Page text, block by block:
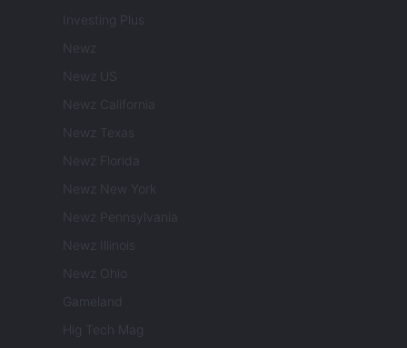
Investing Plus
Newz
Newz US
Newz California
Newz Texas
Newz Florida
Newz New York
Newz Pennsylvania
Newz Illinois
Newz Ohio
Gameland
Hig Tech Mag